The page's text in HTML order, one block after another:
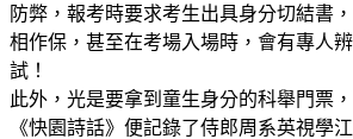
防弊，報考時要求考生出具身分切結書
相作保，甚至在考場入場時，會有專人
試！
此外，光是要拿到童生身分的科舉門票
《快園詩話》便記錄了侍郎周系英視學